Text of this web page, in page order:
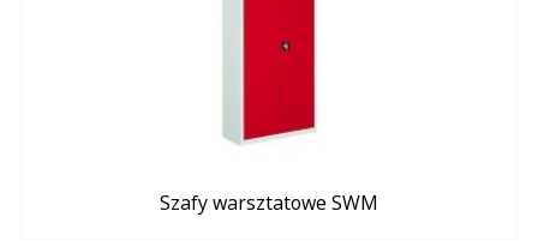
Szafy warsztatowe SWM